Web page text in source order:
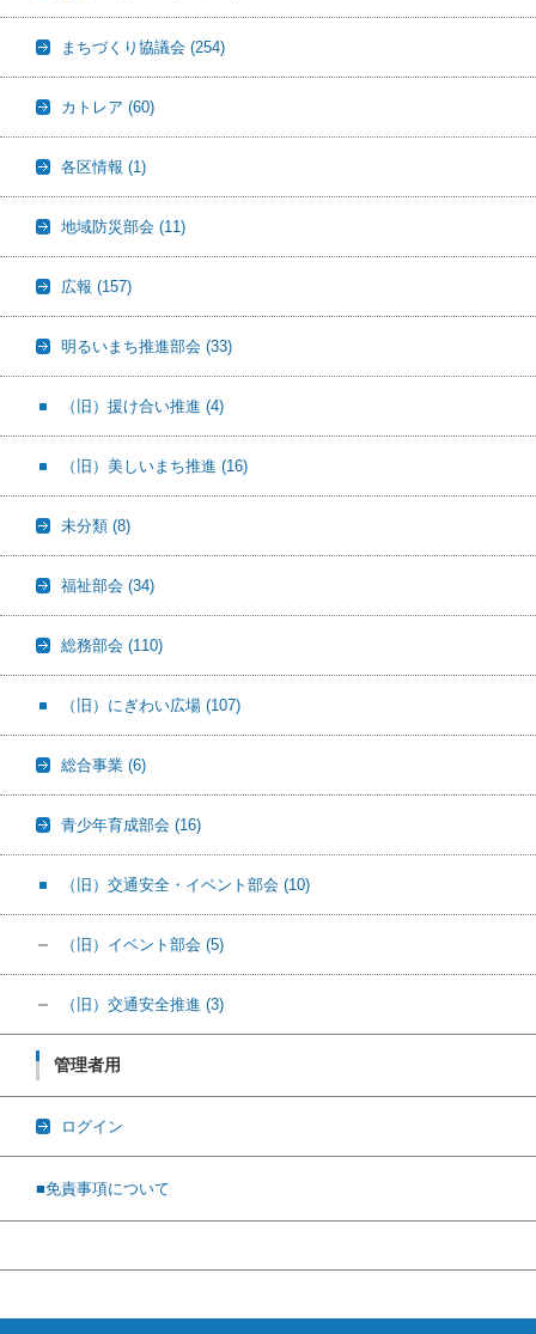
まちづくり協議会 (254)
カトレア (60)
各区情報 (1)
地域防災部会 (11)
広報 (157)
明るいまち推進部会 (33)
（旧）援け合い推進 (4)
（旧）美しいまち推進 (16)
未分類 (8)
福祉部会 (34)
総務部会 (110)
（旧）にぎわい広場 (107)
総合事業 (6)
青少年育成部会 (16)
（旧）交通安全・イベント部会 (10)
（旧）イベント部会 (5)
（旧）交通安全推進 (3)
管理者用
ログイン
■免責事項について